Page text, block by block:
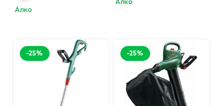
Алко
-25% -25%